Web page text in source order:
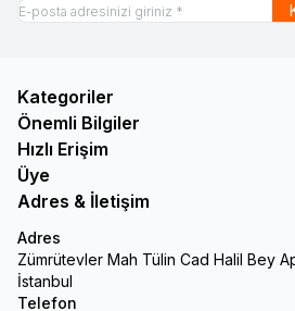
Kategoriler
Önemli Bilgiler
Hızlı Erişim
Üye
Adres & İletişim
Adres
Zümrütevler Mah Tülin Cad Halil Bey
İstanbul
Telefon